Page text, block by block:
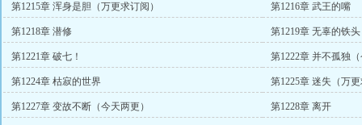
第1215章 浑身是胆（万更求订阅） 第1216章 武王的嘴
第1218章 潜修 第1219章 无辜的铁头
第1221章 破七！ 第1222章 并不孤独
第1224章 枯寂的世界 第1225章 迷失（万
第1227章 变故不断（今天两更） 第1228章 离开